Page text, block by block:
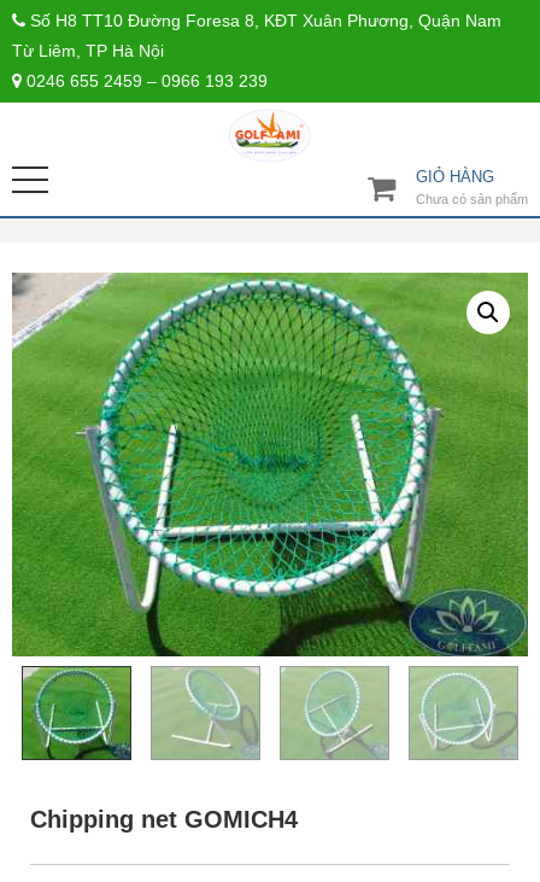
Số H8 TT10 Đường Foresa 8, KĐT Xuân Phương, Quận Nam
Từ Liêm, TP Hà Nội
0246 655 2459 – 0966 193 239
GIỎ HÀNG
Chưa có sản phẩm
Chipping net GOMICH4